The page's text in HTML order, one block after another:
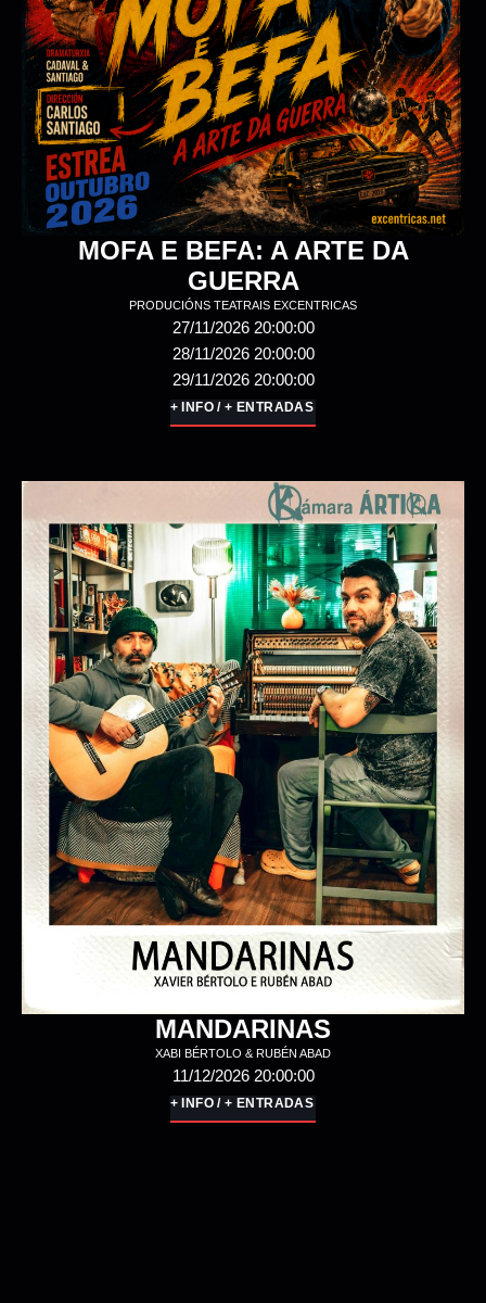
13/12/2026 20:00:00
+ INFO / + ENTRADAS
MULLERES QUE VIVEN SOAN
#MQVS
BERROBAMBÁN
19/12/2026 20:00:00
20/12/2026 20:00:00
+ INFO / + ENTRADAS